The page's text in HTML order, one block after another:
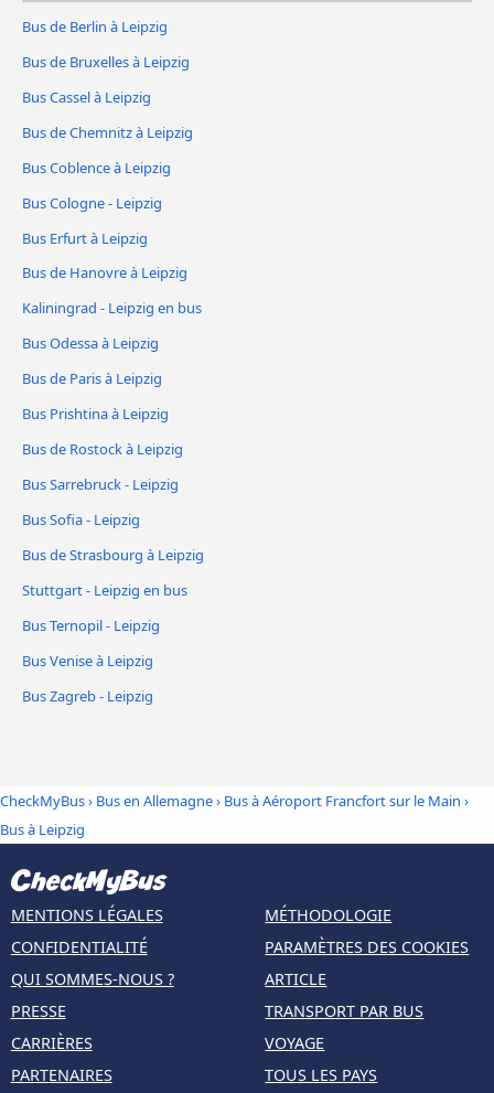
Bus de Berlin à Leipzig
Bus de Bruxelles à Leipzig
Bus Cassel à Leipzig
Bus de Chemnitz à Leipzig
Bus Coblence à Leipzig
Bus Cologne - Leipzig
Bus Erfurt à Leipzig
Bus de Hanovre à Leipzig
Kaliningrad - Leipzig en bus
Bus Odessa à Leipzig
Bus de Paris à Leipzig
Bus Prishtina à Leipzig
Bus de Rostock à Leipzig
Bus Sarrebruck - Leipzig
Bus Sofia - Leipzig
Bus de Strasbourg à Leipzig
Stuttgart - Leipzig en bus
Bus Ternopil - Leipzig
Bus Venise à Leipzig
Bus Zagreb - Leipzig
CheckMyBus› Bus en Allemagne› Bus à Aéroport Francfort sur le Main ›
Bus à Leipzig
MENTIONS LÉGALES
CONFIDENTIALITÉ
QUI SOMMES-NOUS ?
PRESSE
CARRIÈRES
PARTENAIRES
MÉTHODOLOGIE
PARAMÈTRES DES COOKIES
ARTICLE
TRANSPORT PAR BUS
VOYAGE
TOUS LES PAYS